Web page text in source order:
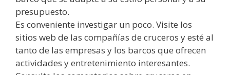
presupuesto.
Es conveniente investigar un poco. Visite los
sitios web de las compañías de cruceros y esté al
tanto de las empresas y los barcos que ofrecen
actividades y entretenimiento interesantes.